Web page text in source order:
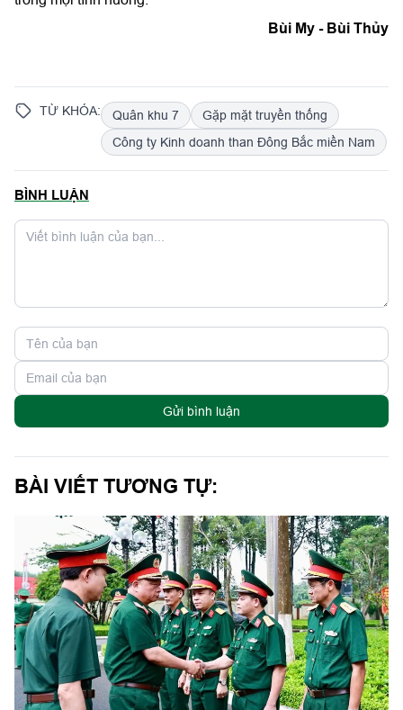
Bùi My - Bùi Thủy
TỪ KHÓA: Quân khu 7
Gặp mặt truyền thống
Công ty Kinh doanh than Đông Bắc miền Nam
BÌNH LUẬN
Gửi bình luận
BÀI VIẾT TƯƠNG TỰ: